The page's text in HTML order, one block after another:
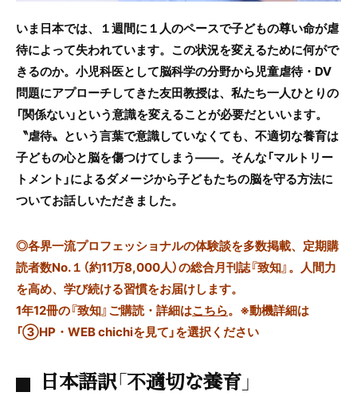
いま日本では、１週間に１人のペースで子どもの尊い命が虐
待によって失われています。この状況を変えるために何がで
きるのか。小児科医として脳科学の分野から児童虐待・DV
問題にアプローチしてきた友田教授は、私たち一人ひとりの
「関係ない」という意識を変えることが必要だといいます。
〝虐待〟という言葉で意識していなくても、不適切な養育は
子どもの心と脳を傷つけてしまう――。そんな「マルトリー
トメント」によるダメージから子どもたちの脳を守る方法に
ついてお話しいただきました。
◎各界一流プロフェッショナルの体験談を多数掲載、定期購
読者数No.１（約11万8,000人）の総合月刊誌『致知』。人間力
を高め、学び続ける習慣をお届けします。
1年12冊の『致知』ご購読・詳細はこちら。 ※動機詳細は
「③HP・WEB chichiを見て」を選択ください
日本語訳「不適切な養育」